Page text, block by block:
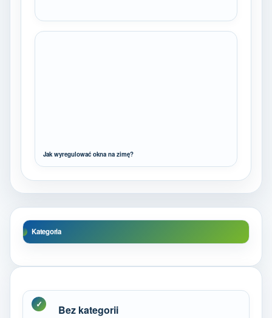
Jak wyregulować okna na zimę?
Kategoria
Bez kategorii